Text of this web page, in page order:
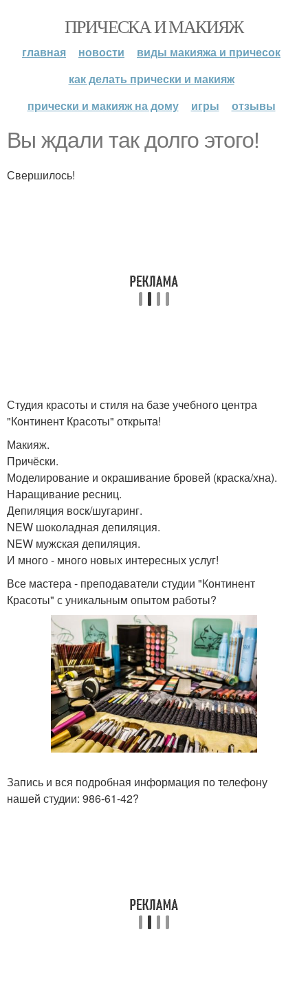
ПРИЧЕСКА И МАКИЯЖ
главная новости
виды макияжа и причесок
как делать прически и макияж
прически и макияж на дому
игры отзывы
Вы ждали так долго этого!
Свершилось!
Студия красоты и стиля на базе учебного центра
"Континент Красоты" открыта!
Макияж.
Причёски.
Моделирование и окрашивание бровей (краска/хна).
Наращивание ресниц.
Депиляция воск/шугаринг.
NEW шоколадная депиляция.
NEW мужская депиляция.
И много - много новых интересных услуг!
Все мастера - преподаватели студии "Континент
Красоты" с уникальным опытом работы?
Запись и вся подробная информация по телефону
нашей студии: 986-61-42?